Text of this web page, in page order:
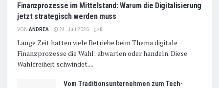
Finanzprozesse im Mittelstand: Warum die Digitalisierung
jetzt strategisch werden muss
VON ANDREA 24. Juli 2026 0
Lange Zeit hatten viele Betriebe beim Thema digitale
Finanzprozesse die Wahl: abwarten oder handeln. Diese
Wahlfreiheit schwindet....
Vom Traditionsunternehmen zum Tech-